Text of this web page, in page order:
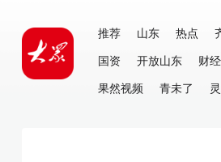
推荐 山东 热点
国资
开放山东 财经
果然视频
青未了